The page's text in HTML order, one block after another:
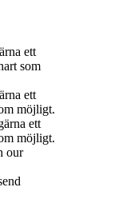
ett
som
ett
möjligt.
ett
möjligt.
our